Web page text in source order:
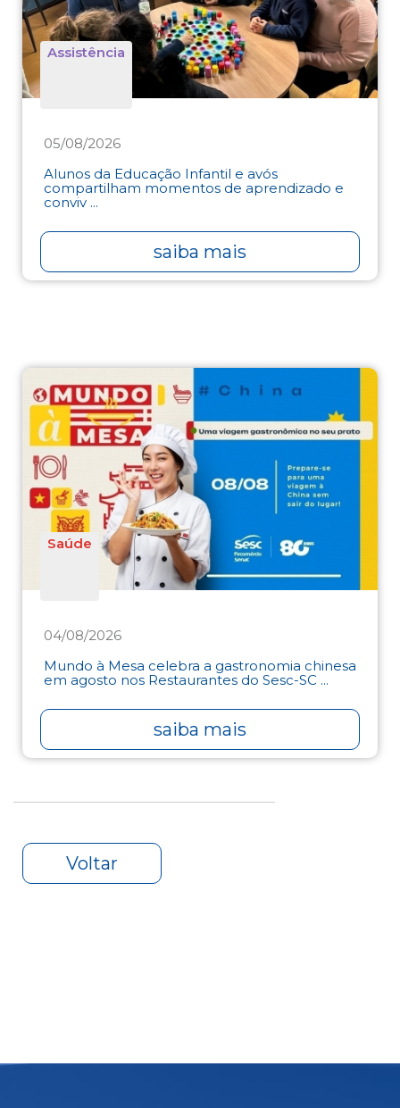
Assistência
05/08/2026
Alunos da Educação Infantil e avós
compartilham momentos de aprendizado e
conviv ...
saiba mais
Saúde
04/08/2026
Mundo à Mesa celebra a gastronomia chinesa
em agosto nos Restaurantes do Sesc-SC ...
saiba mais
Voltar